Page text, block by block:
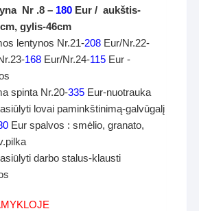
Nr .8 – 180 Eur / aukštis-
gylis-46cm
lentynos Nr.21-208 Eur/Nr.22-
168 Eur/Nr.24-115 Eur -
spinta Nr.20-335 Eur-nuotrauka
lovai paminkštinimą-galvūgalį
Eur spalvos : smėlio, granato,
darbo stalus-klausti